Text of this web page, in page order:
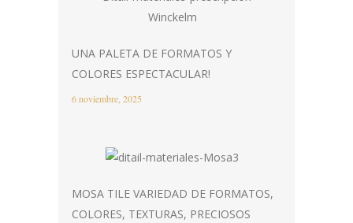
UNA PALETA DE FORMATOS Y
COLORES ESPECTACULAR!
6 noviembre, 2025
MOSA TILE VARIEDAD DE FORMATOS,
COLORES, TEXTURAS, PRECIOSOS